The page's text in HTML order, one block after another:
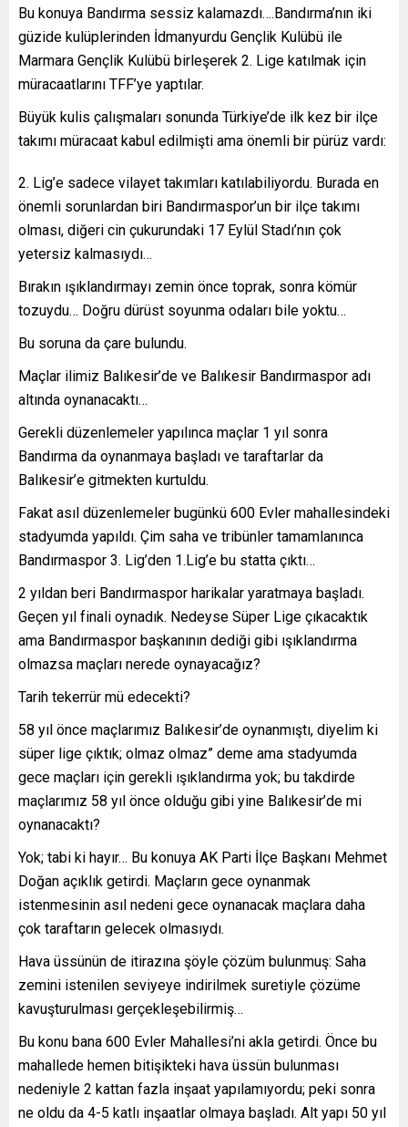
Bu konuya Bandırma sessiz kalamazdı….Bandırma’nın iki
güzide kulüplerinden İdmanyurdu Gençlik Kulübü ile
Marmara Gençlik Kulübü birleşerek 2. Lige katılmak için
müracaatlarını TFF’ye yaptılar.
Büyük kulis çalışmaları sonunda Türkiye’de ilk kez bir ilçe
takımı müracaat kabul edilmişti ama önemli bir pürüz vardı:
Lig’e sadece vilayet takımları katılabiliyordu. Burada en
önemli sorunlardan biri Bandırmaspor’un bir ilçe takımı
olması, diğeri cin çukurundaki 17 Eylül Stadı’nın çok
yetersiz kalmasıydı…
Bırakın ışıklandırmayı zemin önce toprak, sonra kömür
tozuydu… Doğru dürüst soyunma odaları bile yoktu…
Bu soruna da çare bulundu.
Maçlar ilimiz Balıkesir’de ve Balıkesir Bandırmaspor adı
altında oynanacaktı…
Gerekli düzenlemeler yapılınca maçlar 1 yıl sonra
Bandırma da oynanmaya başladı ve taraftarlar da
Balıkesir’e gitmekten kurtuldu.
Fakat asıl düzenlemeler bugünkü 600 Evler mahallesindeki
stadyumda yapıldı. Çim saha ve tribünler tamamlanınca
Bandırmaspor 3. Lig’den 1.Lig’e bu statta çıktı…
2 yıldan beri Bandırmaspor harikalar yaratmaya başladı.
Geçen yıl finali oynadık. Nedeyse Süper Lige çıkacaktık
ama Bandırmaspor başkanının dediği gibi ışıklandırma
olmazsa maçları nerede oynayacağız?
Tarih tekerrür mü edecekti?
58 yıl önce maçlarımız Balıkesir’de oynanmıştı, diyelim ki
süper lige çıktık; olmaz olmaz” deme ama stadyumda
gece maçları için gerekli ışıklandırma yok; bu takdirde
maçlarımız 58 yıl önce olduğu gibi yine Balıkesir’de mi
oynanacaktı?
Yok; tabi ki hayır… Bu konuya AK Parti İlçe Başkanı Mehmet
Doğan açıklık getirdi. Maçların gece oynanmak
istenmesinin asıl nedeni gece oynanacak maçlara daha
çok taraftarın gelecek olmasıydı.
Hava üssünün de itirazına şöyle çözüm bulunmuş: Saha
zemini istenilen seviyeye indirilmek suretiyle çözüme
kavuşturulması gerçekleşebilirmiş…
Bu konu bana 600 Evler Mahallesi’ni akla getirdi. Önce bu
mahallede hemen bitişikteki hava üssün bulunması
nedeniyle 2 kattan fazla inşaat yapılamıyordu; peki sonra
ne oldu da 4-5 katlı inşaatlar olmaya başladı. Alt yapı 50 yıl